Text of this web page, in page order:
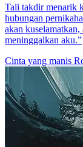
Tali takdir menarik
hubungan
akan
meninggalkan aku.”
Cinta yang manis